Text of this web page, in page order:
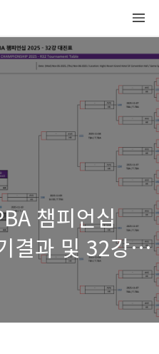
챔피언십
결과 및 32강